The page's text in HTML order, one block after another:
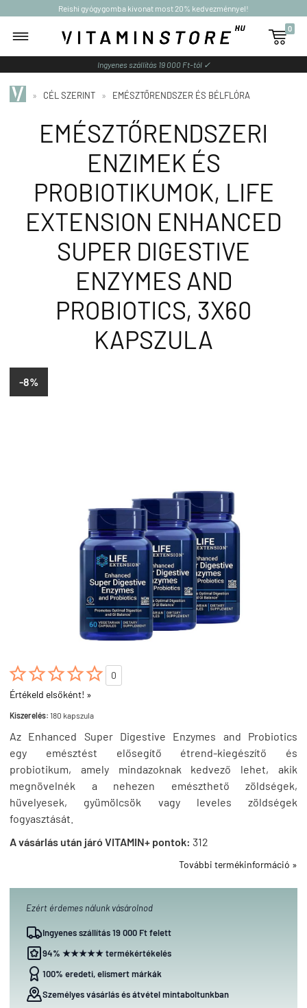
Reishi gyógygomba kivonat most 20% kedvezménnyel!

0
Ingyenes szállítás 19 000 Ft-tól ✓
» CÉL SZERINT » EMÉSZTŐRENDSZER ÉS BÉLFLÓRA
EMÉSZTŐRENDSZERI
ENZIMEK ÉS
PROBIOTIKUMOK, LIFE
EXTENSION ENHANCED
SUPER DIGESTIVE
ENZYMES AND
PROBIOTICS, 3X60
KAPSZULA
-8%

0
Értékeld elsőként! »
Kiszerelés: 180 kapszula
Az Enhanced Super Digestive Enzymes and Probiotics
egy emésztést elősegítő étrend-kiegészítő és
probiotikum, amely
mindazoknak kedvező lehet, akik
megnövelnék a nehezen emészthető zöldségek,
hüvelyesek, gyümölcsök vagy leveles zöldségek
fogyasztását.
A vásárlás után járó VITAMIN+ pontok: 312
További termékinformáció »
Ezért érdemes nálunk vásárolnod
Ingyenes szállítás 19 000 Ft felett
94% ★★★★★ termékértékelés
100% eredeti, elismert márkák
Személyes vásárlás és átvétel mintaboltunkban